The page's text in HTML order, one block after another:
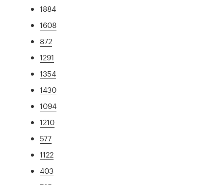
1884
1608
872
1291
1354
1430
1094
1210
577
1122
403